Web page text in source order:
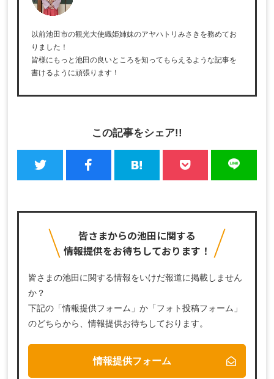
以前池田市の観光大使織姫姉妹のアヤハトリみさきを務めてお
りました！
皆様にもっと池田の良いところを知ってもらえるような記事を
書けるように頑張ります！
この記事をシェア!!
皆さまからの池田に関する
情報提供をお待ちしております！
皆さまの池田に関する情報をいけだ報道に掲載しません
か？
下記の「情報提供フォーム」か「フォト投稿フォーム」
のどちらから、情報提供お待ちしております。
情報提供フォーム